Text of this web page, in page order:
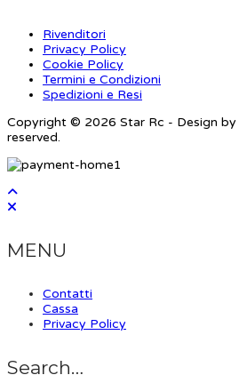
Rivenditori
Privacy Policy
Cookie Policy
Termini e Condizioni
Spedizioni e Resi
Copyright © 2026 Star Rc - Design by
reserved.
MENU
Contatti
Cassa
Privacy Policy
Search…